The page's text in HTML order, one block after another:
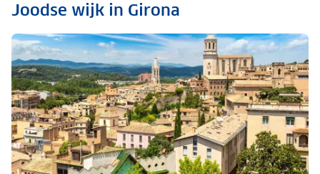
Joodse wijk in Girona